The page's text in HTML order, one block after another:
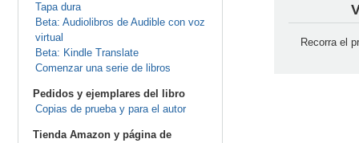
Tapa dura
Beta: Audiolibros de Audible con voz
virtual
Beta: Kindle Translate
Comenzar una serie de libros
Pedidos y ejemplares del libro
Copias de prueba y para el autor
Tienda Amazon y página de
Recorra el